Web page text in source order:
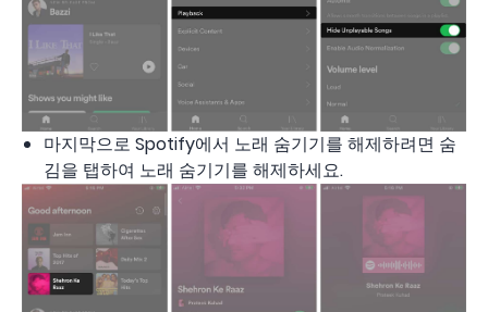
마지막으로 Spotify에서 노래 숨기기를 해제하려면 숨
김을 탭하여 노래 숨기기를 해제하세요.